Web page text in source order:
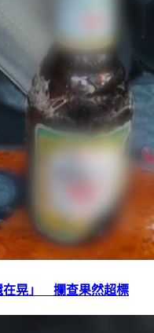
在晃」 攔查果然超標